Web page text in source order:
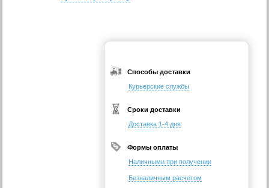
Способы доставки
Курьерские службы
Сроки доставки
Доставка 1-4 дня
Формы оплаты
Наличными при получении
Безналичным расчетом